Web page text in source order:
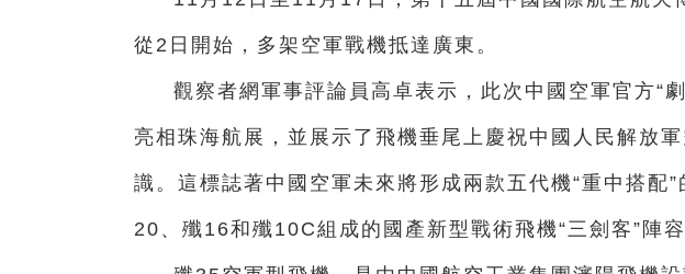
從2日開始，多架空軍戰機抵達廣東。
觀察者網軍事評論員高卓表示，此次中國空軍官方“
亮相珠海航展，並展示了飛機垂尾上慶祝中國人民解放
識。這標誌著中國空軍未來將形成兩款五代機“重中搭配
20、殲16和殲10C組成的國產新型戰術飛機“三劍客”陣